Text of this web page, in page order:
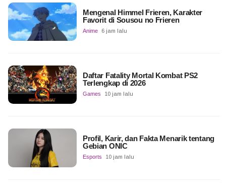
Mengenal Himmel Frieren, Karakter
Favorit di Sousou no Frieren
Anime 6 jam lalu
Daftar Fatality Mortal Kombat PS2
Terlengkap di 2026
Games 10 jam lalu
Profil, Karir, dan Fakta Menarik tentang
Gebian ONIC
Esports 10 jam lalu